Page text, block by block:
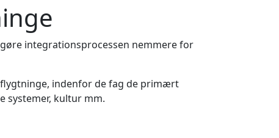
integrationsprocessen nemmere for
indenfor de fag de primært
systemer, kultur mm.